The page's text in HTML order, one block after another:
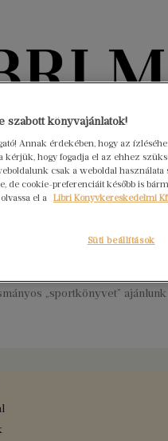
Interjúk Beleolvasó
könyv a sport
„sportkönyvet”
szabott könyvajánlatok!
Annak érdekében, hogy az
kérjük, hogy fogadja el az ehhez
csak a weboldal
de cookie-preferenciáit később is
el a Libri Könyvkereskedelmi
Süti beállítások